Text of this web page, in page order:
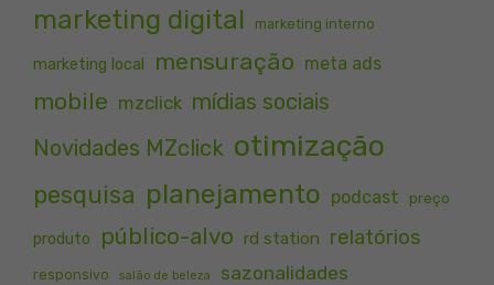
marketing digital marketing interno
marketing local mensuração meta ads
mobile mzclick mídias sociais
Novidades MZclick otimização
pesquisa planejamento podcast preço
produto público-alvo rd station relatórios
responsivo salão de beleza sazonalidades